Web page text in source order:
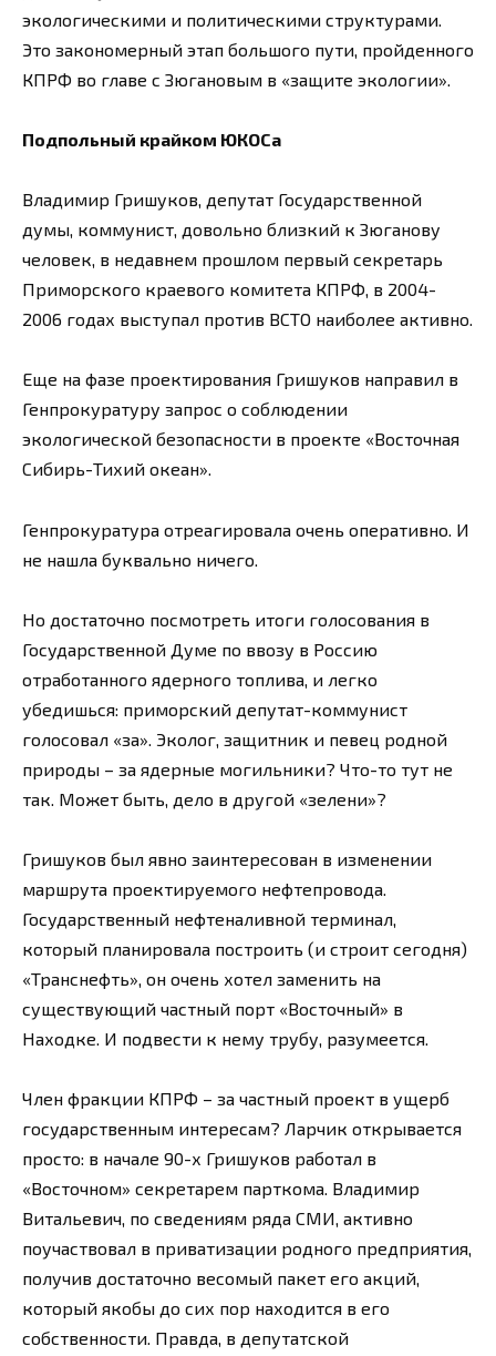
экологическими и политическими структурами.
Это закономерный этап большого пути, пройденного
КПРФ во главе с Зюгановым в «защите экологии».
Подпольный крайком ЮКОСа
Владимир Гришуков, депутат Государственной
думы, коммунист, довольно близкий к Зюганову
человек, в недавнем прошлом первый секретарь
Приморского краевого комитета КПРФ, в 2004-
2006 годах выступал против ВСТО наиболее активно.
Еще на фазе проектирования Гришуков направил в
Генпрокуратуру запрос о соблюдении
экологической безопасности в проекте «Восточная
Сибирь-Тихий океан».
Генпрокуратура отреагировала очень оперативно. И
не нашла буквально ничего.
Но достаточно посмотреть итоги голосования в
Государственной Думе по ввозу в Россию
отработанного ядерного топлива, и легко
убедишься: приморский депутат-коммунист
голосовал «за». Эколог, защитник и певец родной
природы – за ядерные могильники? Что-то тут не
так. Может быть, дело в другой «зелени»?
Гришуков был явно заинтересован в изменении
маршрута проектируемого нефтепровода.
Государственный нефтеналивной терминал,
который планировала построить (и строит сегодня)
«Транснефть», он очень хотел заменить на
существующий частный порт «Восточный» в
Находке. И подвести к нему трубу, разумеется.
Член фракции КПРФ – за частный проект в ущерб
государственным интересам? Ларчик открывается
просто: в начале 90-х Гришуков работал в
«Восточном» секретарем парткома. Владимир
Витальевич, по сведениям ряда СМИ, активно
поучаствовал в приватизации родного предприятия,
получив достаточно весомый пакет его акций,
который якобы до сих пор находится в его
собственности. Правда, в депутатской